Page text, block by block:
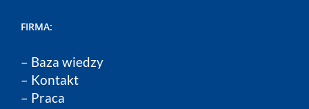
FIRMA:
– Baza wiedzy
– Kontakt
– Praca